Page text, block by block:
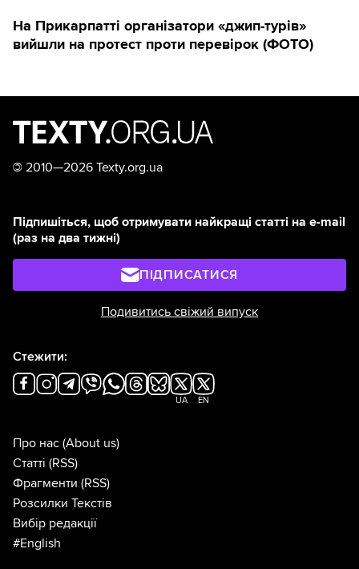
На Прикарпатті організатори «джип-турів»
вийшли на протест проти перевірок (ФОТО)
© 2010—2026 Texty.org.ua
Підпишіться, щоб отримувати найкращі статті на e-mail
(раз на два тижні)
ПІДПИСАТИСЯ
Подивитись свіжий випуск
Стежити:
UA EN
Про нас (About us)
Статті (RSS)
Фрагменти (RSS)
Розсилки Текстів
Вибір редакції
#English